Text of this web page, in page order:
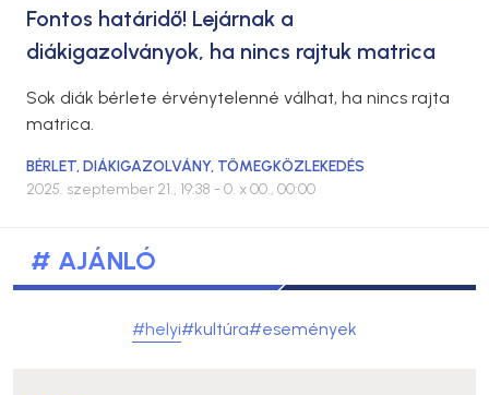
Fontos határidő! Lejárnak a
diákigazolványok, ha nincs rajtuk matrica
Sok diák bérlete érvénytelenné válhat, ha nincs rajta
matrica.
BÉRLET,DIÁKIGAZOLVÁNY, TÖMEGKÖZLEKEDÉS
2025. szeptember 21., 19:38 - 0. x 00., 00:00
# AJÁNLÓ
#helyi#kultúra#események